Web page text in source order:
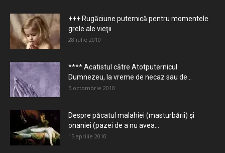
+++ Rugăciune puternică pentru momentele
grele ale vieţii
28 iulie 2010
**** Acatistul către Atotputernicul
Dumnezeu, la vreme de necaz sau de...
5 octombrie 2010
Despre păcatul malahiei (masturbării) şi
onaniei (pazei de a nu avea...
15 aprilie 2010